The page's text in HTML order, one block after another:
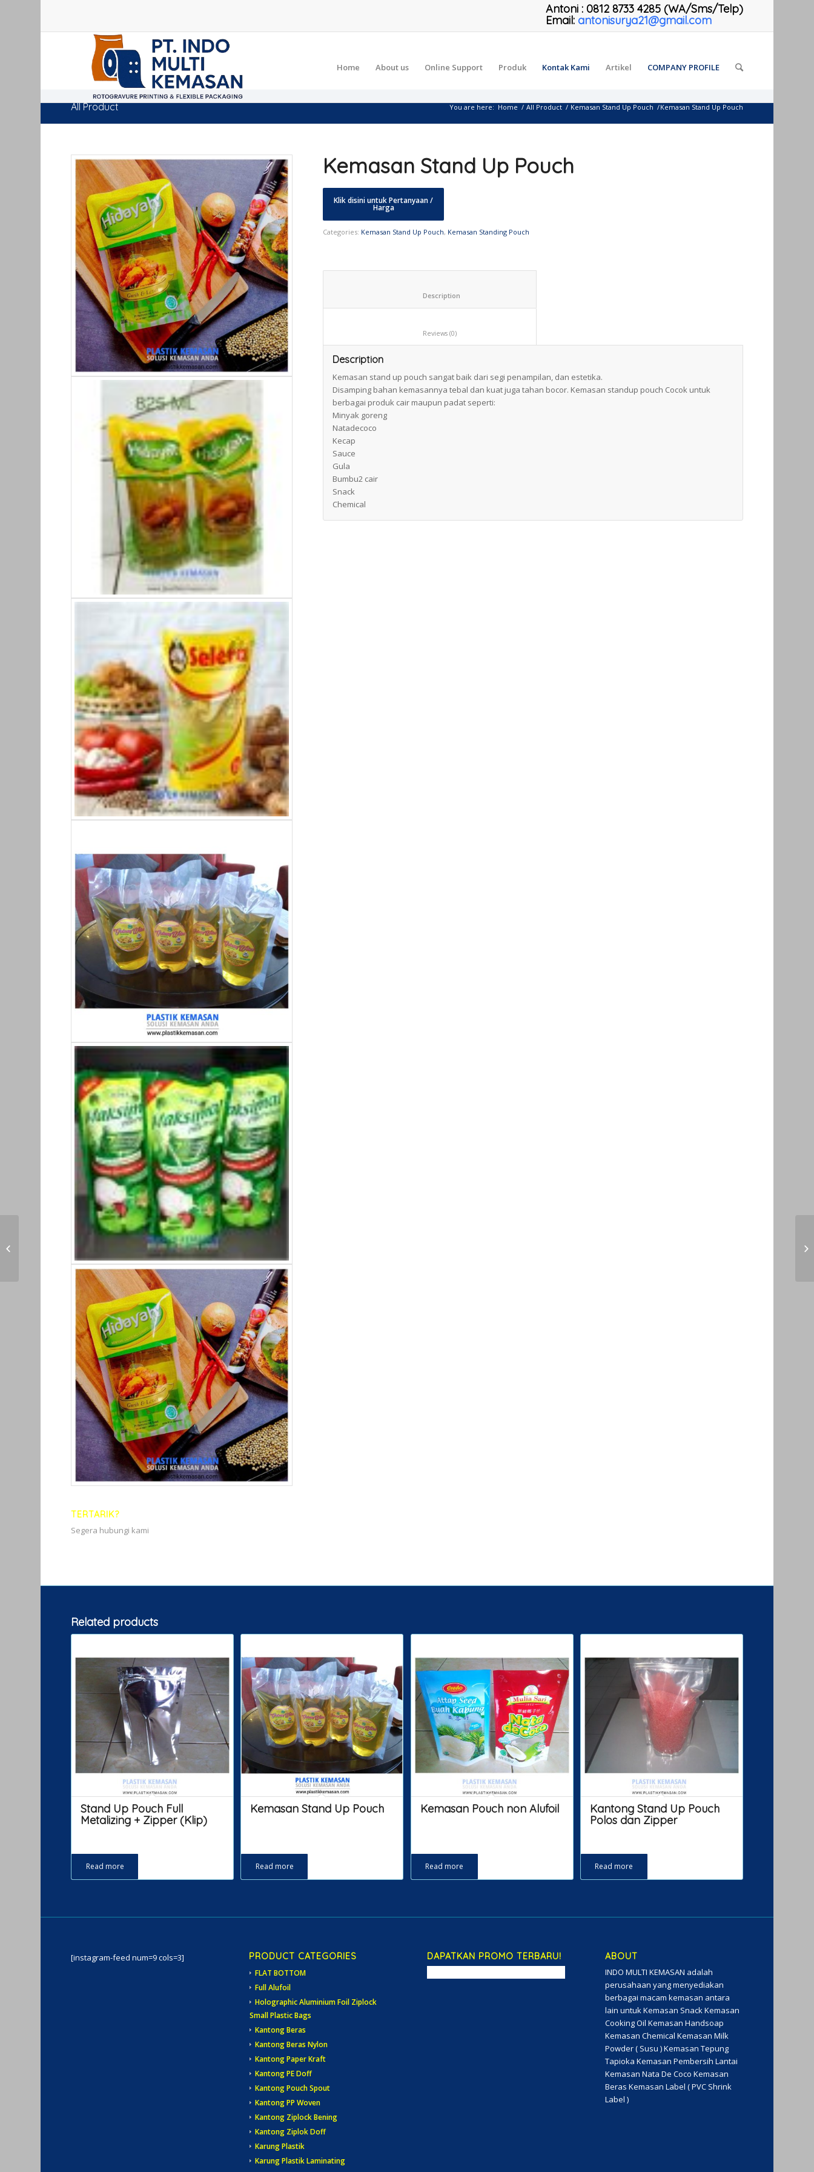
Antoni: 0812 8733 4285 (WA/Sms/Telp)
Email: antonisurya21@gmail.com
Home About us Online Support Produk Kontak Kami Artikel COMPANY PROFILE
All Product You are here: Home / All Product / Kemasan Stand Up Pouch /Kemasan Stand Up Pouch
TERTARIK?
Segera hubungi kami
Kemasan Stand Up Pouch
Categories: Kemasan Stand Up Pouch, Kemasan Standing Pouch
Description
Kemasan stand up pouch sangat baik dari segi penampilan, dan estetika.
Disamping bahan kemasannya tebal dan kuat juga tahan bocor. Kemasan standup pouch Cocok untuk
berbagai produk cair maupun padat seperti:
Minyak goreng
Natadecoco
Kecap
Sauce
Gula
Bumbu2 cair
Snack
Chemical
Related products
Stand Up Pouch Full
Metalizing + Zipper (Klip)
Read more
Kemasan Stand Up Pouch
Read more
Kemasan Pouch non Alufoil
Read more
Kantong Stand Up Pouch
Polos dan Zipper
Read more
[instagram-feed num=9 cols=3] PRODUCT CATEGORIES
FLAT BOTTOM
Full Alufoil
Holographic Aluminium Foil Ziplock
Small Plastic Bags
Kantong Beras
Kantong Beras Nylon
Kantong Paper Kraft
Kantong PE Doff
Kantong Pouch Spout
Kantong PP Woven
Kantong Ziplock Bening
Kantong Ziplok Doff
Karung Plastik
Karung Plastik Laminating
DAPATKAN PROMO TERBARU!
ABOUT
INDO MULTI KEMASAN adalah
perusahaan yang menyediakan
berbagai macam kemasan antara
lain untuk Kemasan Snack Kemasan
Cooking Oil Kemasan Handsoap
Kemasan Chemical Kemasan Milk
Powder ( Susu ) Kemasan Tepung
Tapioka Kemasan Pembersih Lantai
Kemasan Nata De Coco Kemasan
Beras Kemasan Label ( PVC Shrink
Label )